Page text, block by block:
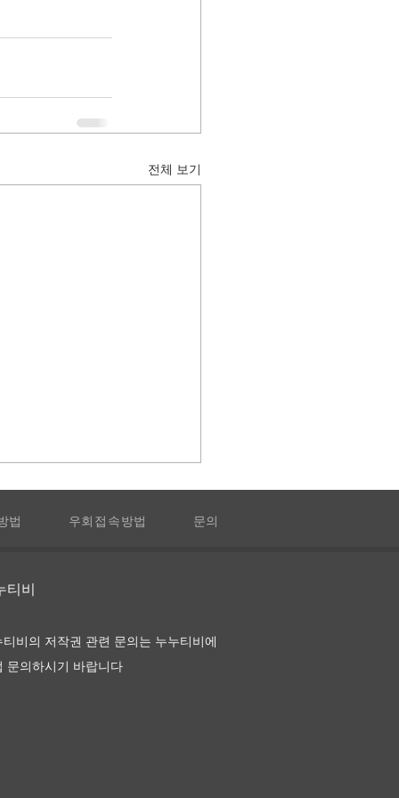
전체 보기
법 우회접속방법 문의
티비
티비의 저작권 관련 문의는 누누티비에
문의하시기 바랍니다